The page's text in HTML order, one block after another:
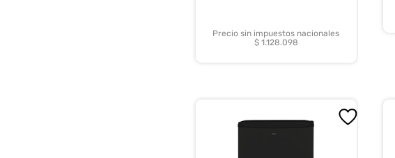
Precio sin impuestos nacionales
$ 1.128.098